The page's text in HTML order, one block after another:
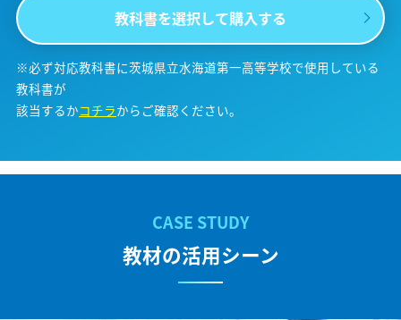
教科書を選択して購入する
※必ず対応教科書に茨城県立水海道第一高等学校で使用している
教科書が
該当するかコチラからご確認ください。
教材の活用シーン